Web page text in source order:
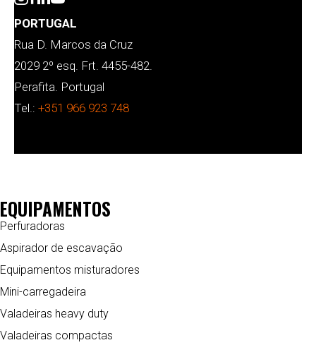
PORTUGAL
Rua D. Marcos da Cruz
2029 2º esq. Frt. 4455-482.
Perafita. Portugal
Tel.: +351 966 923 748
EQUIPAMENTOS
Perfuradoras
Aspirador de escavação
Equipamentos misturadores
Mini-carregadeira
Valadeiras heavy duty
Valadeiras compactas